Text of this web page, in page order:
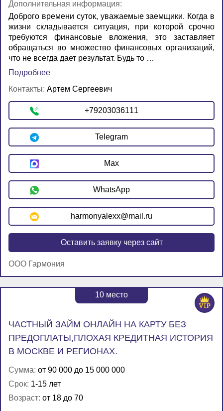
Дополнительная информация:
Доброго времени суток, уважаемые заемщики. Когда в
жизни складывается ситуация, при которой срочно
требуются финансовые вложения, это заставляет
обращаться во множество финансовых организаций,
что не всегда дает результат. Будь то …
Подробнее
Контакты: Артем Сергеевич
+79203036111
Telegram
Max
WhatsApp
harmonyalexx@mail.ru
Оставить заявку через сайт
ООО Гармония
10 место
ЧАСТНЫЙ ЗАЙМ ОНЛАЙН НА КАРТУ БЕЗ
ПРЕДОПЛАТЫ,ПЛОХАЯ КРЕДИТНАЯ ИСТОРИЯ
В МОСКВЕ И РЕГИОНАХ.
Сумма: от 90 000 до 15 000 000
Срок: 1-15 лет
Возраст: от 18 до 70